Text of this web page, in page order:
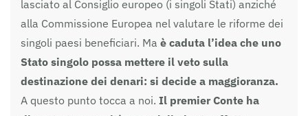
lasciato al Consiglio europeo (i singoli Stati) anziché
alla Commissione Europea nel valutare le riforme dei
singoli paesi beneficiari. Ma è caduta l’idea che uno
Stato singolo possa mettere il veto sulla
destinazione dei denari: si decide a maggioranza.
A questo punto tocca a noi. Il premier Conte ha